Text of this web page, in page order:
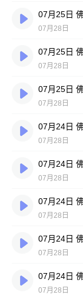
07月28日
07月28日
07月28日
07月28日
07月28日
07月28日
07月28日
07月28日